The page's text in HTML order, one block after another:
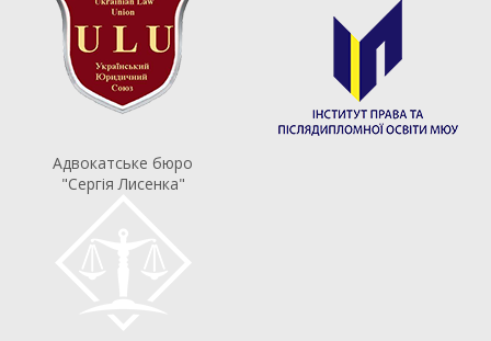
Адвокатське бюро
"Сергія Лисенка"